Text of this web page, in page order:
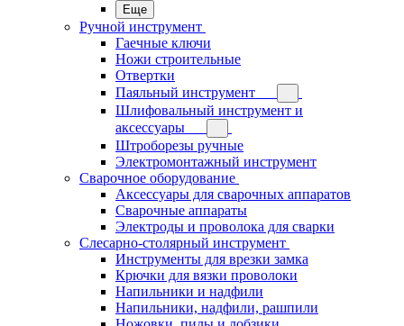
Еще
Ручной инструмент
Гаечные ключи
Ножи строительные
Отвертки
Паяльный инструмент
Шлифовальный инструмент и
аксессуары
Штроборезы ручные
Электромонтажный инструмент
Сварочное оборудование
Аксессуары для сварочных аппаратов
Сварочные аппараты
Электроды и проволока для сварки
Слесарно-столярный инструмент
Инструменты для врезки замка
Крючки для вязки проволоки
Напильники и надфили
Напильники, надфили, рашпили